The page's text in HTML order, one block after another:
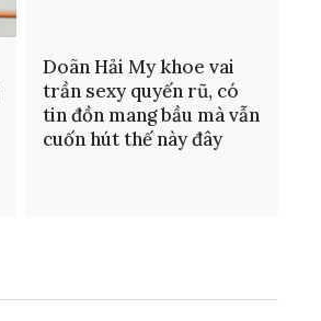
Doãn Hải My khoe vai
trần sexy quyến rũ, có
tin đồn mang bầu mà vẫn
cuốn hút thế này đây